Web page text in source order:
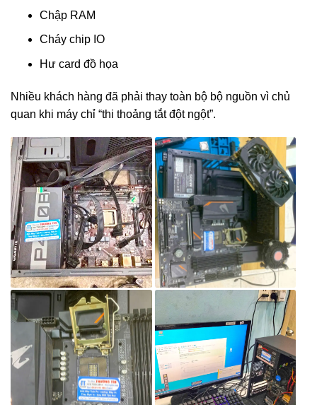
Chập RAM
Cháy chip IO
Hư card đồ họa
Nhiều khách hàng đã phải thay toàn bộ bộ nguồn vì chủ
quan khi máy chỉ “thi thoảng tắt đột ngột”.